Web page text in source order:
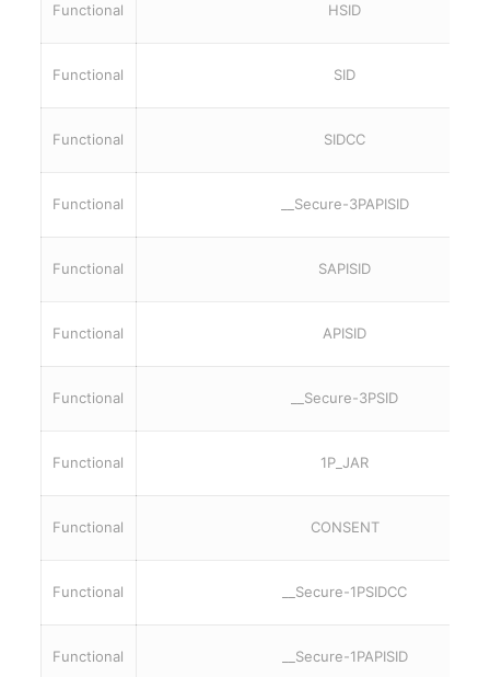
Functional HSID
Functional SID
Functional SIDCC
Functional __Secure-3PAPISID
Functional SAPISID
Functional APISID
Functional __Secure-3PSID
Functional 1P_JAR
Functional CONSENT
Functional __Secure-1PSIDCC
Functional __Secure-1PAPISID